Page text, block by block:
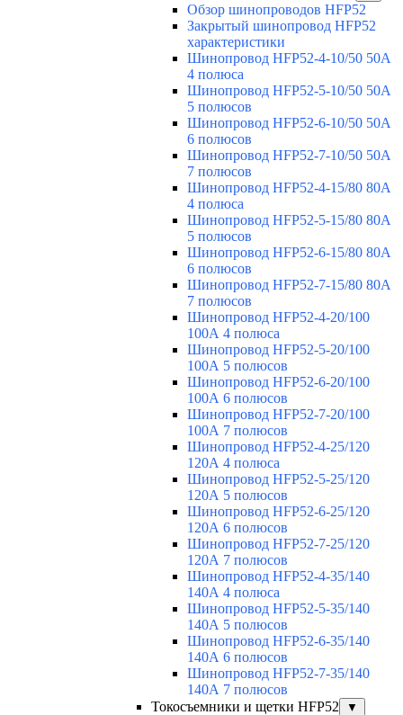
Обзор шинопроводов HFP52
Закрытый шинопровод HFP52
характеристики
Шинопровод HFP52-4-10/50 50A
4 полюса
Шинопровод HFP52-5-10/50 50А
5 полюсов
Шинопровод HFP52-6-10/50 50А
6 полюсов
Шинопровод HFP52-7-10/50 50А
7 полюсов
Шинопровод HFP52-4-15/80 80A
4 полюса
Шинопровод HFP52-5-15/80 80А
5 полюсов
Шинопровод HFP52-6-15/80 80А
6 полюсов
Шинопровод HFP52-7-15/80 80А
7 полюсов
Шинопровод HFP52-4-20/100
100А 4 полюса
Шинопровод HFP52-5-20/100
100А 5 полюсов
Шинопровод HFP52-6-20/100
100А 6 полюсов
Шинопровод HFP52-7-20/100
100А 7 полюсов
Шинопровод HFP52-4-25/120
120А 4 полюса
Шинопровод HFP52-5-25/120
120А 5 полюсов
Шинопровод HFP52-6-25/120
120А 6 полюсов
Шинопровод HFP52-7-25/120
120А 7 полюсов
Шинопровод HFP52-4-35/140
140А 4 полюса
Шинопровод HFP52-5-35/140
140А 5 полюсов
Шинопровод HFP52-6-35/140
140А 6 полюсов
Шинопровод HFP52-7-35/140
140А 7 полюсов
Токосъемники и щетки HFP52
▼